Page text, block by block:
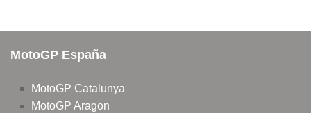
MotoGP España
MotoGP Catalunya
MotoGP Aragon